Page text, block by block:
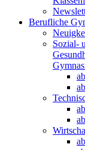
Berufliche
Sozial-